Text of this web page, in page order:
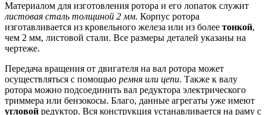
Материалом для изготовления ротора и его лопаток служит
листовая сталь толщиной 2 мм. Корпус ротора
изготавливается из кровельного железа или из более тонкой,
чем 2 мм, листовой стали. Все размеры деталей указаны на
чертеже.
Передача вращения от двигателя на вал ротора может
осуществляться с помощью ремня или цепи. Также к валу
ротора можно подсоединить вал редуктора электрического
триммера или бензокосы. Благо, данные агрегаты уже имеют
угловой редуктор. Вся конструкция устанавливается на раму с